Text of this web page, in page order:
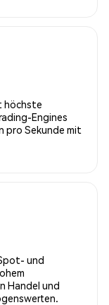
höchste
Engines
pro Sekunde mit
und
Handel und